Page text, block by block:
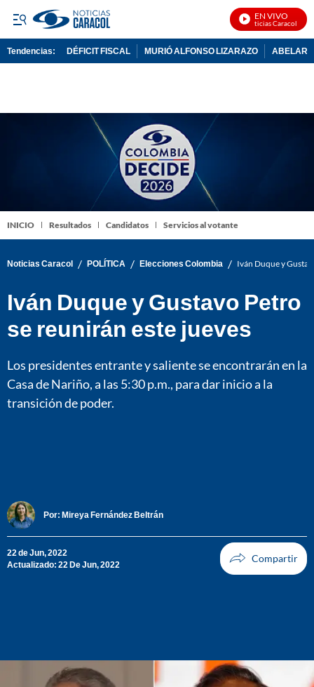
EN VIVO
Noticias Caracol En
Tendencias: DÉFICIT FISCAL MURIÓ ALFONSO LIZARAZO
INICIO Resultados Candidatos Servicios al votante
Noticias Caracol / POLÍTICA / Elecciones Colombia / Iván Duque y
Iván Duque y Gustavo Petro
se reunirán este jueves
Los presidentes entrante y saliente se encontrarán en la
Casa de Nariño, a las 5:30 p.m., para dar inicio a la
transición de poder.
Por: Mireya Fernández Beltrán
22 de Jun, 2022
Actualizado: 22 De Jun, 2022